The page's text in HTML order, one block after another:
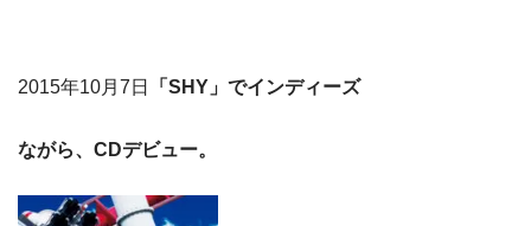
2015年10月7日 「SHY」でインディーズ
ながら、CDデビュー。